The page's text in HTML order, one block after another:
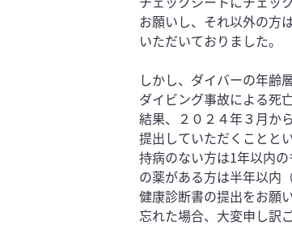
お願いし、それ以外の方
いただいておりました。
しかし、 ダイバーの年齢
ダイビング事故による死
結果、２０２４年３月か
提出していただくことと
持病のない方は1年以内
の薬がある方は半年以内
健康診断書の提出をお願
忘れた場合、大変申し訳